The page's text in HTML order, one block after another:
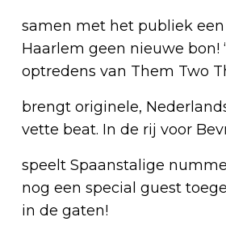
samen met het publiek
Haarlem geen nieuwe bon!
optredens van Them Two
brengt originele,
vette beat. In de rij voor
speelt Spaanstalige
nog een special guest
in de gaten!